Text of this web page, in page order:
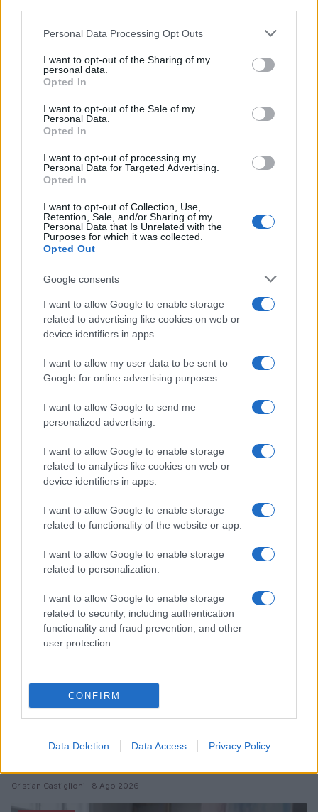
Please note that this website/app uses one or more Google
not limited to your visit or usage behaviour. You may click to
grant or deny consent to Google and its third-party tags to
use your data for below specified purposes in below Google
consent section.
Personal Data Processing Opt Outs
I want to opt-out of the Sharing of my
personal data.
Opted In
I want to opt-out of the Sale of my
Personal Data.
Opted In
I want to opt-out of processing my
Personal Data for Targeted Advertising.
Opted In
I want to opt-out of Collection, Use,
Retention, Sale, and/or Sharing of my
Personal Data that Is Unrelated with the
Purposes for which it was collected.
Opted Out
Google consents
I want to allow Google to enable storage
related to advertising like cookies on web or
device identifiers in apps.
I want to allow my user data to be sent to
Google for online advertising purposes.
I want to allow Google to send me
personalized advertising.
I want to allow Google to enable storage
related to analytics like cookies on web or
device identifiers in apps.
I want to allow Google to enable storage
related to functionality of the website or app.
I want to allow Google to enable storage
related to personalization.
I want to allow Google to enable storage
related to security, including authentication
functionality and fraud prevention, and other
user protection.
CONFIRM
Data Deletion Data Access Privacy Policy
Continua a leggere
rivoluzionando la moda
Cristian Castiglioni · 8 Ago 2026
LIFESTYLE
Scopri Rocca San Giovanni, il borgo abruzzese tra
mare e storia
Cristian Castiglioni · 8 Ago 2026